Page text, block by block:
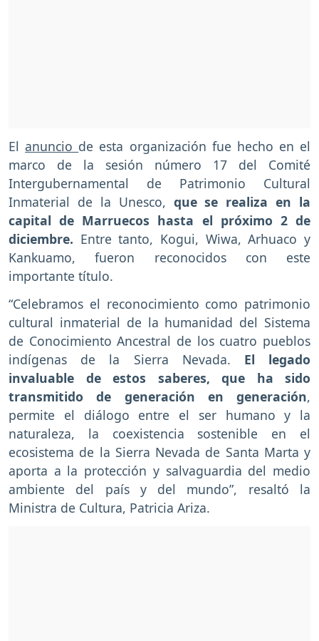
Elanuncio de esta organización fue hecho en el
marco de la sesión número 17 del Comité
Intergubernamental de Patrimonio Cultural
Inmaterial de la Unesco, que se realiza en la
capital de Marruecos hasta el próximo 2 de
diciembre. Entre tanto, Kogui, Wiwa, Arhuaco y
Kankuamo, fueron reconocidos con este
importante título.
“Celebramos el reconocimiento como patrimonio
cultural inmaterial de la humanidad del Sistema
de Conocimiento Ancestral de los cuatro pueblos
indígenas de la Sierra Nevada. El legado
invaluable de estos saberes, que ha sido
transmitido de generación en generación,
permite el diálogo entre el ser humano y la
naturaleza, la coexistencia sostenible en el
ecosistema de la Sierra Nevada de Santa Marta y
aporta a la protección y salvaguardia del medio
ambiente del país y del mundo”, resaltó la
Ministra de Cultura, Patricia Ariza.